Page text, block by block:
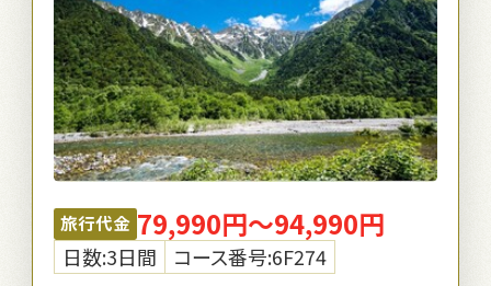
旅行代金 79,990円～94,990円
日数:3日間 コース番号:6F274